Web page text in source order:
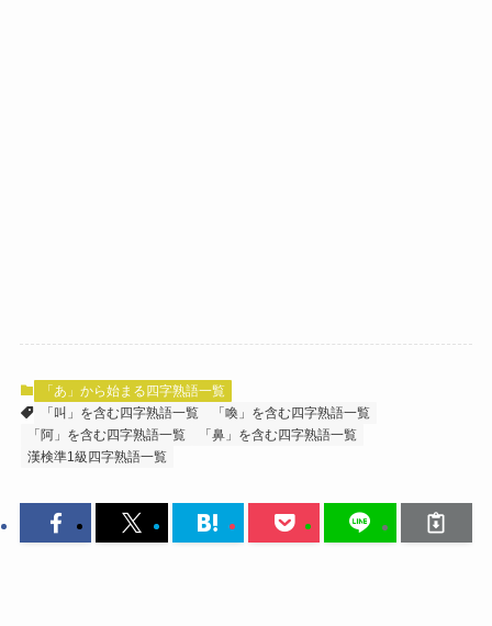
「あ」から始まる四字熟語一覧
「叫」を含む四字熟語一覧
「喚」を含む四字熟語一覧
「阿」を含む四字熟語一覧
「鼻」を含む四字熟語一覧
漢検準1級四字熟語一覧